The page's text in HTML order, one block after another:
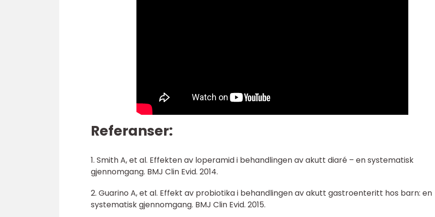
Referanser:
1. Smith A, et al. Effekten av loperamid i behandlingen av akutt diaré – en systematisk
gjennomgang. BMJ Clin Evid. 2014.
2. Guarino A, et al. Effekt av probiotika i behandlingen av akutt gastroenteritt hos barn: en
systematisk gjennomgang. BMJ Clin Evid. 2015.